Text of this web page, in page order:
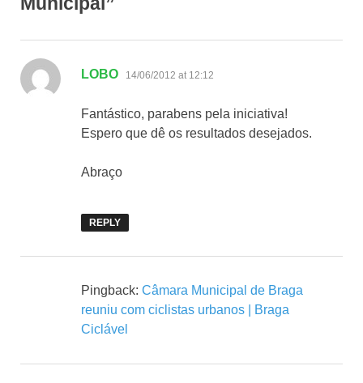
LOBO says:
14/06/2012 at 12:12
Fantástico, parabens pela iniciativa!
Espero que dê os resultados desejados.
Abraço
REPLY
Pingback: Câmara Municipal de Braga
reuniu com ciclistas urbanos | Braga
Ciclável